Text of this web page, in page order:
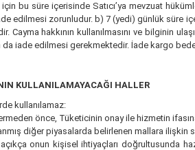
için bu süre içerisinde Satıcı’ya mevzuat
edilmesi zorunludur. b) 7 (yedi) günlük süre
hakkının kullanılmasını ve bilginin
iade edilmesi gerekmektedir. İade kargo
KULLANILAMAYACAĞI HALLER
kullanılamaz:
önce, Tüketicinin onay ile hizmetin
diğer piyasalarda belirlenen mallara ilişkin
onun kişisel ihtiyaçları doğrultusunda